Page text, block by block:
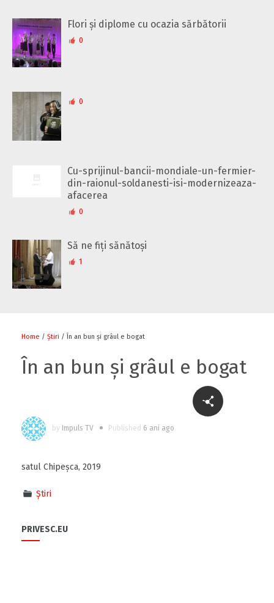
Flori și diplome cu ocazia sărbătorii
0
0
Cu-sprijinul-bancii-mondiale-un-fermier-
din-raionul-soldanesti-isi-modernizeaza-
afacerea
0
Să ne fiți sănătoși
1
Home / Știri / În an bun și grâul e bogat
În an bun și grâul e bogat
by Impuls TV Published 6 ani ago
satul Chipeșca, 2019
Știri
PRIVESC.EU